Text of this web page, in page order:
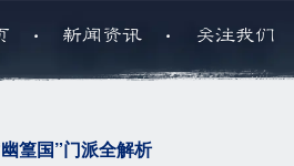
. 新闻资讯 . 关注我们
篁国”门派全解析